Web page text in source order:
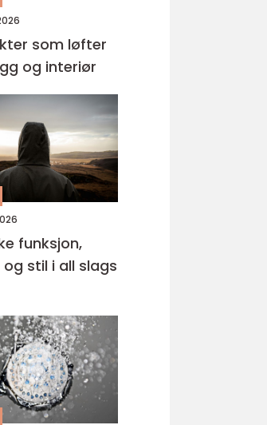
som løfter
og interiør
stil i all slags